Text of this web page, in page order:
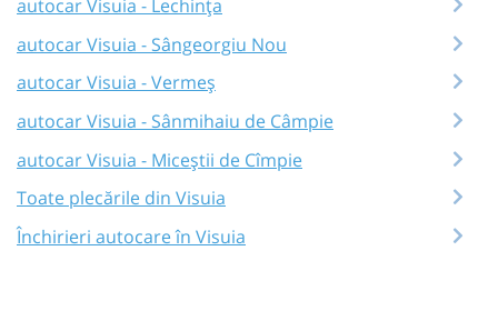
autocar Visuia - Lechința
autocar Visuia - Sângeorgiu Nou
autocar Visuia - Vermeș
autocar Visuia - Sânmihaiu de Câmpie
autocar Visuia - Miceștii de Cîmpie
Toate plecările din Visuia
Închirieri autocare în Visuia